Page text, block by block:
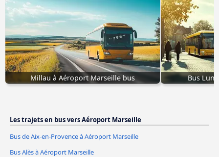
Millau à Aéroport Marseille bus Bus
Les trajets en bus vers Aéroport Marseille
Bus de Aix-en-Provence à Aéroport Marseille
Bus Alès à Aéroport Marseille